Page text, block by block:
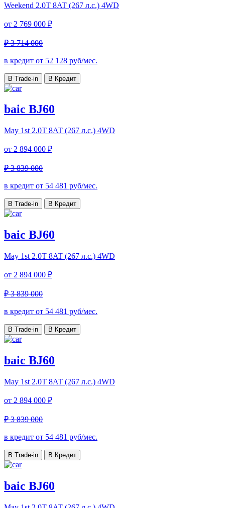
Weekend 2.0T 8AT (267 л.с.) 4WD
от 2 769 000 ₽
₽ 3 714 000
в кредит от 52 128 руб/мес.
В Trade-in В Кредит
baic BJ60
May 1st 2.0T 8AT (267 л.с.) 4WD
от 2 894 000 ₽
₽ 3 839 000
в кредит от 54 481 руб/мес.
В Trade-in В Кредит
baic BJ60
May 1st 2.0T 8AT (267 л.с.) 4WD
от 2 894 000 ₽
₽ 3 839 000
в кредит от 54 481 руб/мес.
В Trade-in В Кредит
baic BJ60
May 1st 2.0T 8AT (267 л.с.) 4WD
от 2 894 000 ₽
₽ 3 839 000
в кредит от 54 481 руб/мес.
В Trade-in В Кредит
baic BJ60